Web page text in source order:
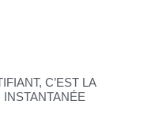
C’EST LA